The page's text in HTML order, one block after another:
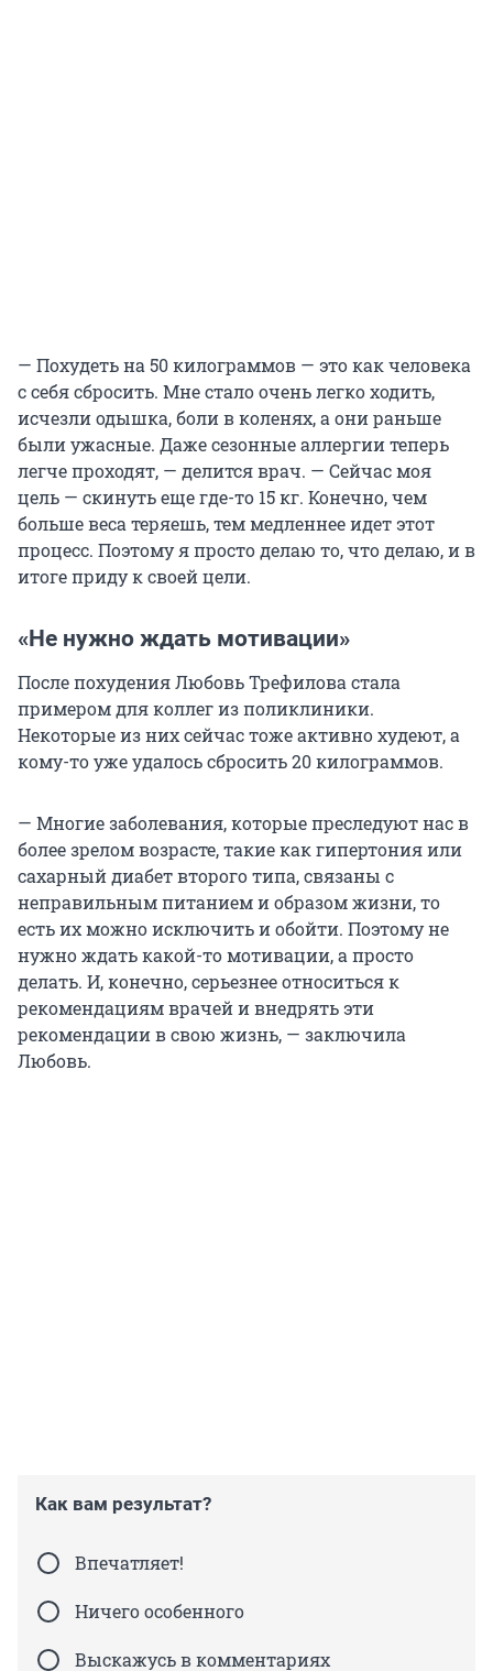
— Похудеть на 50 килограммов — это как человека
с себя сбросить. Мне стало очень легко ходить,
исчезли одышка, боли в коленях, а они раньше
были ужасные. Даже сезонные аллергии теперь
легче проходят, — делится врач. — Сейчас моя
цель — скинуть еще где-то 15 кг. Конечно, чем
больше веса теряешь, тем медленнее идет этот
процесс. Поэтому я просто делаю то, что делаю, и в
итоге приду к своей цели.
«Не нужно ждать мотивации»
После похудения Любовь Трефилова стала
примером для коллег из поликлиники.
Некоторые из них сейчас тоже активно худеют, а
кому-то уже удалось сбросить 20 килограммов.
— Многие заболевания, которые преследуют нас в
более зрелом возрасте, такие как гипертония или
сахарный диабет второго типа, связаны с
неправильным питанием и образом жизни, то
есть их можно исключить и обойти. Поэтому не
нужно ждать какой-то мотивации, а просто
делать. И, конечно, серьезнее относиться к
рекомендациям врачей и внедрять эти
рекомендации в свою жизнь, — заключила
Любовь.
Как вам результат?
Впечатляет!
Ничего особенного
Выскажусь в комментариях